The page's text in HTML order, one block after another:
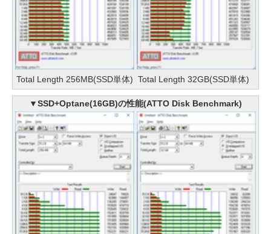
Total Length 256MB(SSD単体) Total Length 32GB(SSD単体)
▼SSD+Optane(16GB)の性能(ATTO Disk Benchmark)